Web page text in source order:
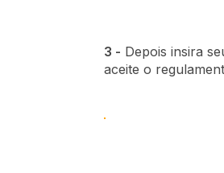
3 - Depois insira
aceite o